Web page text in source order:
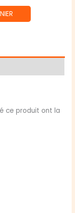
ce produit ont la